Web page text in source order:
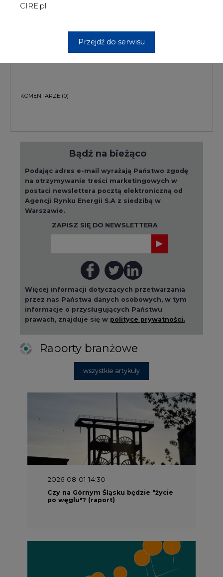
CIRE.pl
Przejdź do serwisu
KOMENTARZE (0)
Bądź na bieżąco
Podając adres e-mail wyrażają Państwo zgodę
na otrzymywanie treści marketingowych w
postaci newslettera pocztą elektroniczną od
Agencji Rynku Energii S.A z siedzibą w
Warszawie.
ZAPISZ SIĘ DO NEWSLETTERA
Więcej informacji dotyczących przetwarzania
przez nas Państwa danych osobowych, w tym
informacje o przysługujących Państwu
prawach, znajduje się w polityce prywatności.
Raporty branżowe
wszystkie artykuły
2026-08-01 14:30
Czy na Górnym Śląsku będzie "życie
po węglu"? (raport)